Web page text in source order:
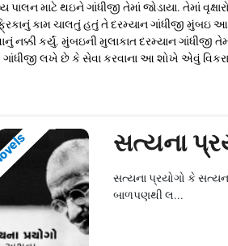
પાલન માટે થઇને ગાંધીજી તેમાં જોડાયા. તેમાં
કામ ચાલતું હતું તે દરમ્યાન ગાંધીજી મુંબઇ
નક્કી કર્યું. મુંબઇની મુલાકાત દરમ્યાન ગાંધીજી
ગાંધીજી લખે છે કે સેવા કરવાના આ શોખે એવું
સત્યના
સત્યના પ્રયોગો કે
બાળપણથી લ...